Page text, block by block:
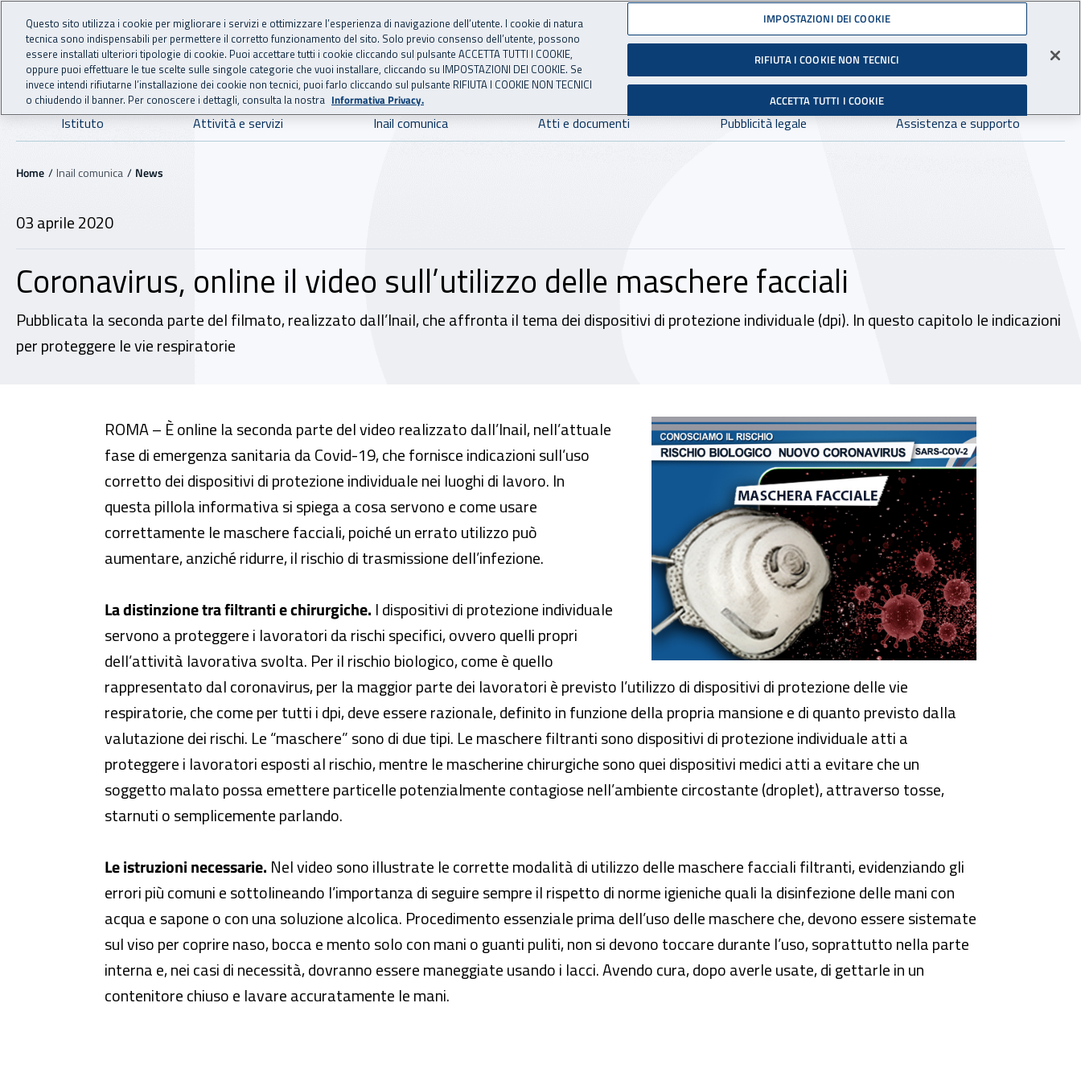
Vai al menu principale
Vai al contenuto principale
INAIL - Istituto Nazionale per l'Assicurazione contro gli Infortuni sul Lavoro
Facebook - Sito esterno - Apertura in nuova finestra
X - Sito esterno - Apertura in nuova finestra
Instagram - Sito esterno - Apertura in
Linkedin - Sito esterno -
Youtube - Sito esterno -
Tiktok - SitoSpreaker -
Dove cercare:
in:tutto INAIL.it
Navigazione principale
Istituto Attività e servizi Inail comunica Atti e documenti Pubblicità legale Assistenza e supporto
Navigazione - Ti trovi in:
Home Inail comunica News
03 aprile 2020
Coronavirus, online il video sull’utilizzo delle maschere facciali
Pubblicata la seconda parte del filmato, realizzato dall’Inail, che affronta il tema dei dispositivi di protezione individuale (dpi). In questo capitolo le indicazioni
per proteggere le vie respiratorie
Coronavirus, online il video sull’utilizzo delle maschere facciali
ROMA – È online la seconda parte del video realizzato dall’Inail, nell’attuale
fase di emergenza sanitaria da Covid-19, che fornisce indicazioni sull’uso
corretto dei dispositivi di protezione individuale nei luoghi di lavoro. In
questa pillola informativa si spiega a cosa servono e come usare
correttamente le maschere facciali, poiché un errato utilizzo può
aumentare, anziché ridurre, il rischio di trasmissione dell’infezione.
La distinzione tra filtranti e chirurgiche. I dispositivi di protezione individuale
servono a proteggere i lavoratori da rischi specifici, ovvero quelli propri
dell’attività lavorativa svolta. Per il rischio biologico, come è quello
rappresentato dal coronavirus, per la maggior parte dei lavoratori è previsto l’utilizzo di dispositivi di protezione delle vie
respiratorie, che come per tutti i dpi, deve essere razionale, definito in funzione della propria mansione e di quanto previsto dalla
valutazione dei rischi. Le “maschere” sono di due tipi. Le maschere filtranti sono dispositivi di protezione individuale atti a
proteggere i lavoratori esposti al rischio, mentre le mascherine chirurgiche sono quei dispositivi medici atti a evitare che un
soggetto malato possa emettere particelle potenzialmente contagiose nell’ambiente circostante (droplet), attraverso tosse,
starnuti o semplicemente parlando.
Le istruzioni necessarie. Nel video sono illustrate le corrette modalità di utilizzo delle maschere facciali filtranti, evidenziando gli
errori più comuni e sottolineando l’importanza di seguire sempre il rispetto di norme igieniche quali la disinfezione delle mani con
acqua e sapone o con una soluzione alcolica. Procedimento essenziale prima dell’uso delle maschere che, devono essere sistemate
sul viso per coprire naso, bocca e mento solo con mani o guanti puliti, non si devono toccare durante l’uso, soprattutto nella parte
interna e, nei casi di necessità, dovranno essere maneggiate usando i lacci. Avendo cura, dopo averle usate, di gettarle in un
contenitore chiuso e lavare accuratamente le mani.
Questo sito utilizza i cookie per migliorare i servizi e ottimizzare l’esperienza di navigazione dell’utente. I cookie di natura
tecnica sono indispensabili per permettere il corretto funzionamento del sito. Solo previo consenso dell’utente, possono
essere installati ulteriori tipologie di cookie. Puoi accettare tutti i cookie cliccando sul pulsante ACCETTA TUTTI I COOKIE,
oppure puoi effettuare le tue scelte sulle singole categorie che vuoi installare, cliccando su IMPOSTAZIONI DEI COOKIE. Se
invece intendi rifiutarne l’installazione dei cookie non tecnici, puoi farlo cliccando sul pulsante RIFIUTA I COOKIE NON TECNICI
o chiudendo il banner. Per conoscere i dettagli, consulta la nostra Informativa Privacy.
IMPOSTAZIONI DEI COOKIE
RIFIUTA I COOKIE NON TECNICI
ACCETTA TUTTI I COOKIE